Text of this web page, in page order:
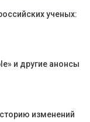
ученых:
и другие анонсы
изменений